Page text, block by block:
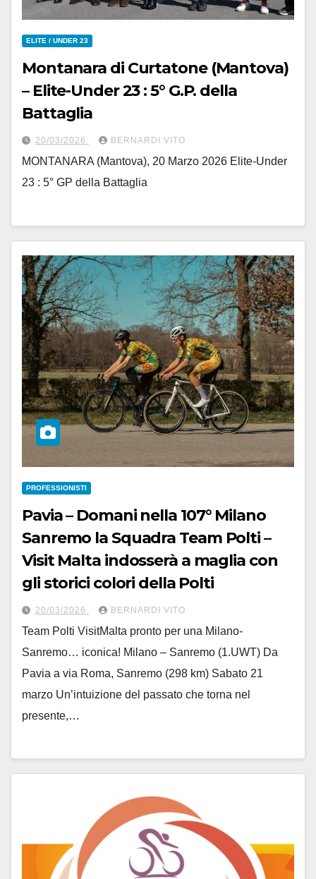
ELITE / UNDER 23
Montanara di Curtatone (Mantova)
– Elite-Under 23 : 5° G.P. della
Battaglia
20/03/2026 BERNARDI VITO
MONTANARA (Mantova), 20 Marzo 2026 Elite-Under
23 : 5° GP della Battaglia
PROFESSIONISTI
Pavia – Domani nella 107° Milano
Sanremo la Squadra Team Polti –
Visit Malta indosserà a maglia con
gli storici colori della Polti
20/03/2026 BERNARDI VITO
Team Polti VisitMalta pronto per una Milano-
Sanremo… iconica! Milano – Sanremo (1.UWT) Da
Pavia a via Roma, Sanremo (298 km) Sabato 21
marzo Un’intuizione del passato che torna nel
presente,…